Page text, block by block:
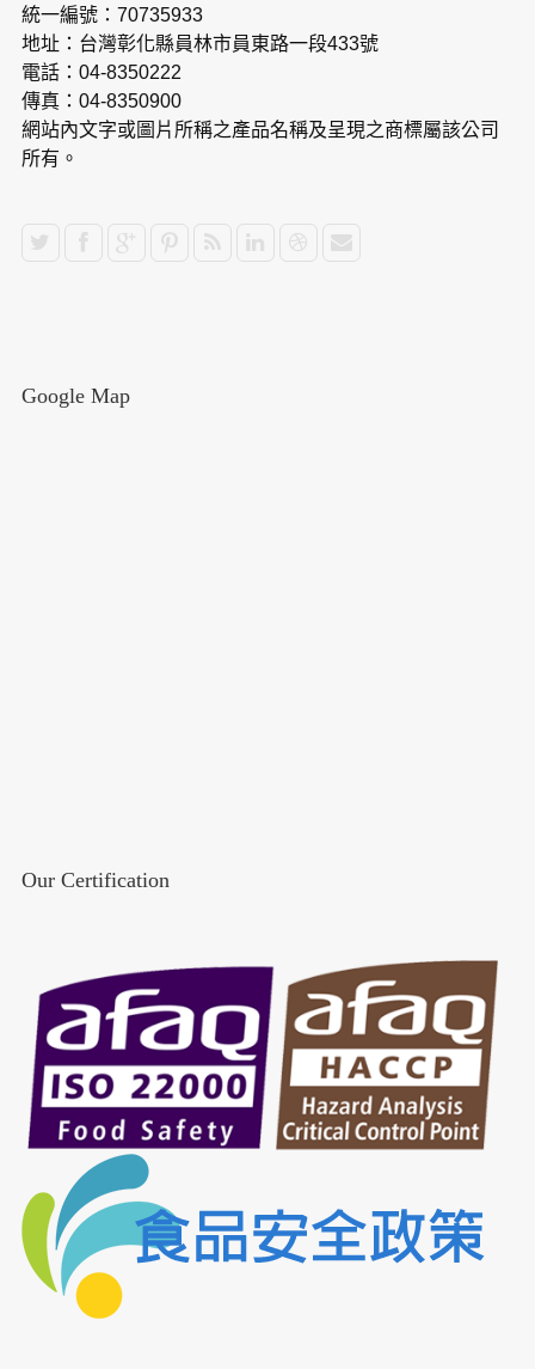
統一編號：70735933
地址：台灣彰化縣員林市員東路一段433號
電話：04-8350222
傳真：04-8350900
網站內文字或圖片所稱之產品名稱及呈現之商標屬該公司
所有。
Google Map
Our Certification